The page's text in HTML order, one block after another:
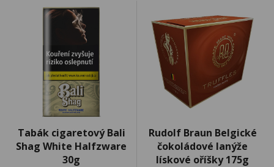
Tabák cigaretový Bali
Shag White Halfzware
30g
Rudolf Braun Belgické
čokoládové lanýže
lískové oříšky 175g